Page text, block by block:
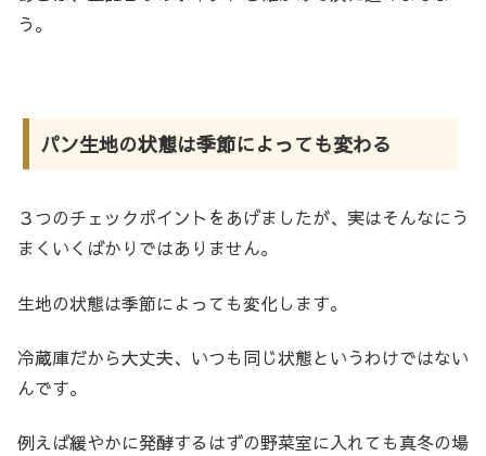
う。
パン生地の状態は季節によっても変わる
３つのチェックポイントをあげましたが、実はそんなにう
まくいくばかりではありません。
生地の状態は季節によっても変化します。
冷蔵庫だから大丈夫、いつも同じ状態というわけではない
んです。
例えば緩やかに発酵するはずの野菜室に入れても真冬の場